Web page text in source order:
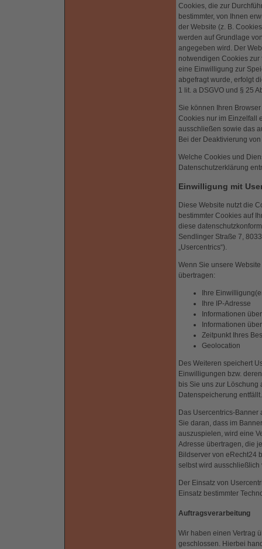
Cookies, die zur
bestimmter, von Ihnen
der Website (z. B.
werden auf Grundlage
angegeben wird. Der
notwendigen Cookies
eine Einwilligung zur
abgefragt wurde, erfolgt
1 lit. a DSGVO und § 25
Sie können Ihren
Cookies nur im Einzelfall
ausschließen sowie das
Bei der Deaktivierung
Welche Cookies und
Datenschutzerklärung
Einwilligung mit
Diese Website nutzt die
bestimmter Cookies auf
diese
Sendlinger Straße 7,
„Usercentrics“).
Wenn Sie unsere
übertragen:
Ihre
Ihre IP-Adresse
Informationen
Informationen
Zeitpunkt Ihres
Geolocation
Des Weiteren speichert
Einwilligungen bzw.
bis Sie uns zur
Datenspeicherung
Das Usercentrics-
Sie daran, dass im
auszuspielen, wird eine
Adresse übertragen, die
Bildserver von eRecht24
selbst wird ausschließlich
Der Einsatz von
Einsatz bestimmter
Auftragsverarbeitung
Wir haben einen Vertrag
geschlossen. Hierbei